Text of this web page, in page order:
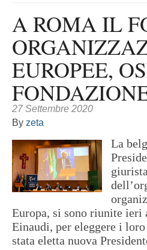
A ROMA IL
EUROPEE,
27 Settembre 2020
By zeta
La
Europa, si sono riunite ieri
Einaudi, per eleggere i
stata eletta nuova